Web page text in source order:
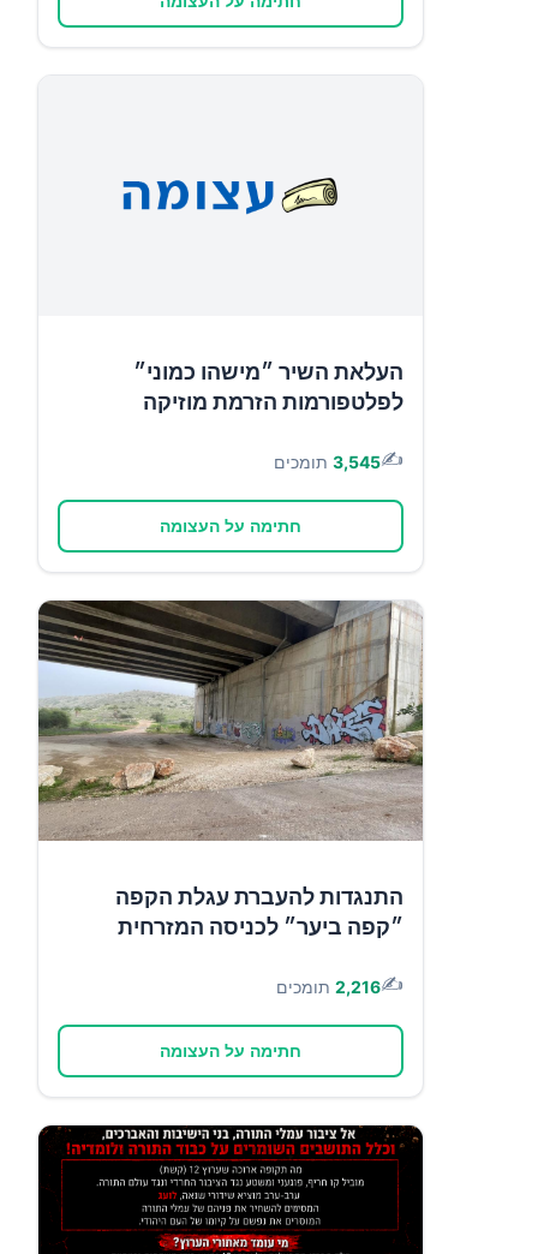
העלאת השיר ״מישהו כמוני״
לפלטפורמות הזרמת מוזיקה
✍️
3,545 תומכים
חתימה על העצומה
התנגדות להעברת עגלת הקפה
״קפה ביער״ לכניסה המזרחית
✍️
2,216 תומכים
חתימה על העצומה